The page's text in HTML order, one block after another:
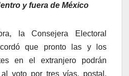
y fuera de México
la Consejera Electoral
que pronto las y los
en el extranjero podrán
voto por tres vías, postal,